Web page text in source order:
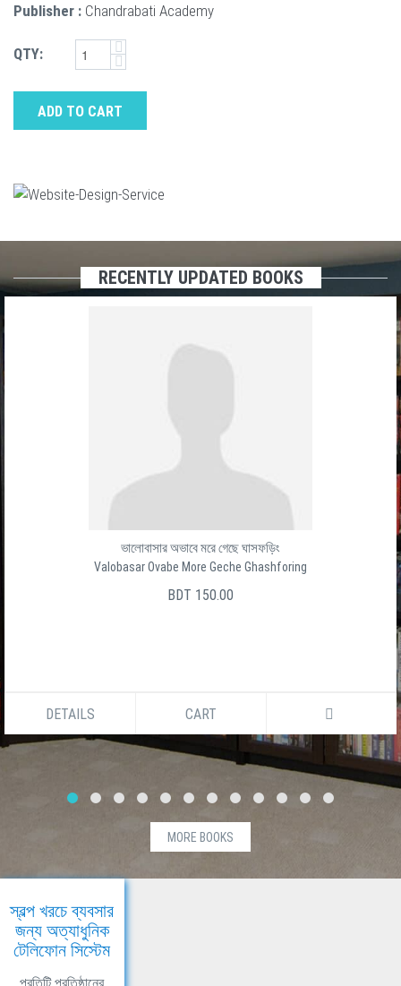
Publisher : Chandrabati Academy
QTY:
ADD TO CART
RECENTLY UPDATED BOOKS
ভালোবাসার অভাবে মরে গেছে ঘাসফড়িং
Valobasar Ovabe More Geche Ghashforing
BDT 150.00
DETAILS CART
MORE BOOKS
স্বল্প খরচে ব্যবসার
জন্য অত্যাধুনিক
টেলিফোন সিস্টেম